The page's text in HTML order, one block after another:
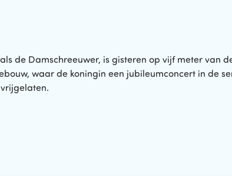
de Damschreeuwer, is gisteren op vijf meter van
waar de koningin een jubileumconcert in de